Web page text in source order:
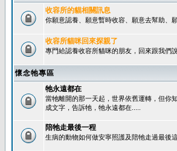
收容所的貓相關訊息
你願意認養、願意暫時收容、願意去幫助、
收容所貓咪回來探親了
專門給認養收容所貓咪的朋友，回來跟我們
懷念牠專區
牠永遠都在
當牠離開的那一天起，世界依舊運轉，但你
成文字，告訴牠，牠永遠都在.....
陪牠走最後一程
生病的動物如何做安寧照護及陪牠走過最後